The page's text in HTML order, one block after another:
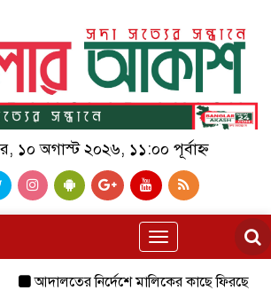
১০ অগাস্ট ২০২৬, ১১:০০ পূর্বাহ্ন
Toggle
navigation
আদালতের নির্দেশে মালিকের কাছে ফিরছে